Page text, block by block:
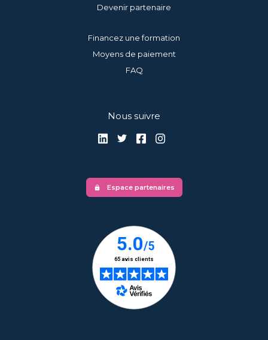
Devenir partenaire
Financez une formation
Moyens de paiement
FAQ
Nous suivre
lock Espace partenaires